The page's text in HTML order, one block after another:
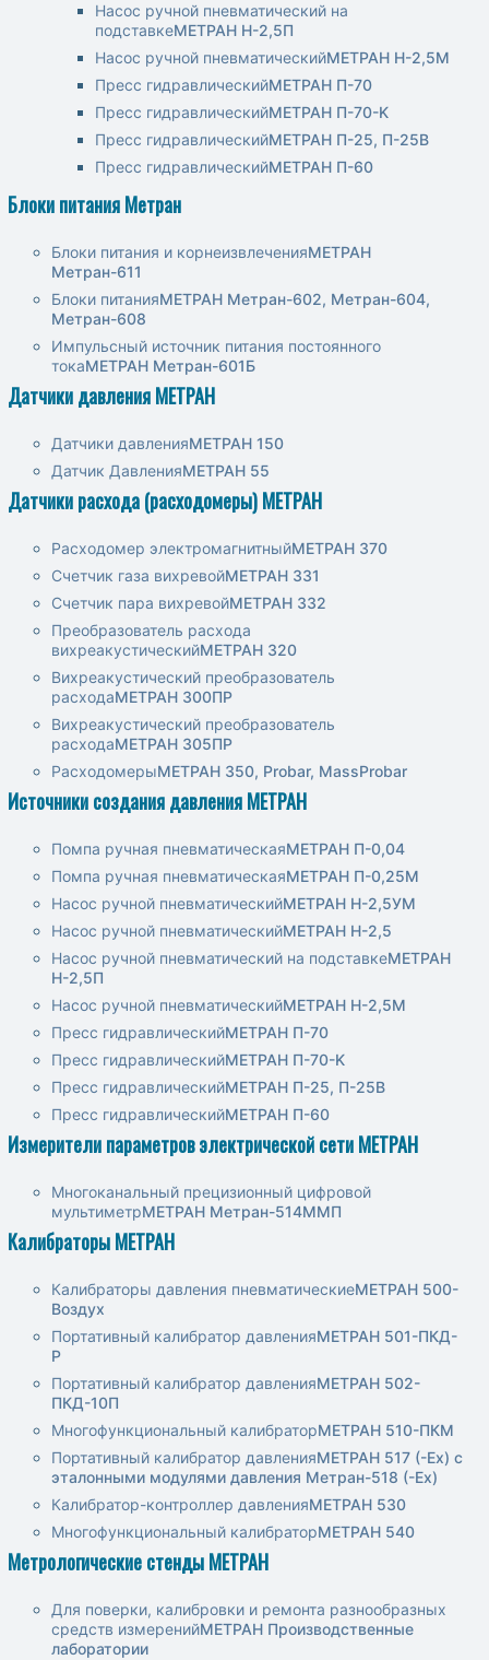
Насос ручной пневматический на
подставкеМЕТРАН Н-2,5П
Насос ручной пневматическийМЕТРАН Н-2,5М
Пресс гидравлическийМЕТРАН П-70
Пресс гидравлическийМЕТРАН П-70-K
Пресс гидравлическийМЕТРАН П-25, П-25В
Пресс гидравлическийМЕТРАН П-60
Блоки питания Метран
Блоки питания и корнеизвлеченияМЕТРАН
Метран-611
Блоки питанияМЕТРАН Метран-602, Метран-604,
Метран-608
Импульсный источник питания постоянного
токаМЕТРАН Метран-601Б
Датчики давления МЕТРАН
Датчики давленияМЕТРАН 150
Датчик ДавленияМЕТРАН 55
Датчики расхода (расходомеры) МЕТРАН
Расходомер электромагнитныйМЕТРАН 370
Счетчик газа вихревойМЕТРАН 331
Счетчик пара вихревойМЕТРАН 332
Преобразователь расхода
вихреакустическийМЕТРАН 320
Вихреакустический преобразователь
расходаМЕТРАН 300ПР
Вихреакустический преобразователь
расходаМЕТРАН 305ПР
РасходомерыМЕТРАН 350, Probar, MassProbar
Источники создания давления МЕТРАН
Помпа ручная пневматическаяМЕТРАН П-0,04
Помпа ручная пневматическаяМЕТРАН П-0,25М
Насос ручной пневматическийМЕТРАН Н-2,5УМ
Насос ручной пневматическийМЕТРАН Н-2,5
Насос ручной пневматический на подставкеМЕТРАН
Н-2,5П
Насос ручной пневматическийМЕТРАН Н-2,5М
Пресс гидравлическийМЕТРАН П-70
Пресс гидравлическийМЕТРАН П-70-K
Пресс гидравлическийМЕТРАН П-25, П-25В
Пресс гидравлическийМЕТРАН П-60
Измерители параметров электрической сети МЕТРАН
Многоканальный прецизионный цифровой
мультиметрМЕТРАН Метран-514ММП
Калибраторы МЕТРАН
Калибраторы давления пневматическиеМЕТРАН 500-
Воздуx
Портативный калибратор давленияМЕТРАН 501-ПКД-
Р
Портативный калибратор давленияМЕТРАН 502-
ПКД-10П
Многофункциональный калибраторМЕТРАН 510-ПКМ
Портативный калибратор давленияМЕТРАН 517 (-Ех) с
эталонными модулями давления Метран-518 (-Ех)
Калибратор-контроллер давленияМЕТРАН 530
Многофункциональный калибраторМЕТРАН 540
Метрологические стенды МЕТРАН
Для поверки, калибровки и ремонта разнообразных
средств измеренийМЕТРАН Производственные
лаборатории